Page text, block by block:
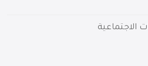
الاجتماعية